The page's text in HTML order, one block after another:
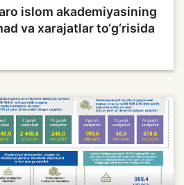
islom akademiyasining
va xarajatlar to‘g‘risida